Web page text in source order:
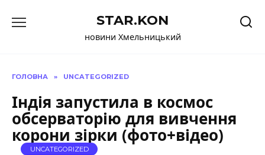
до
STAR.KON
новини Хмельницький
ГОЛОВНА » UNCATEGORIZED
Індія запустила в космос
обсерваторію для вивчення
корони зірки (фото+відео)
UNCATEGORIZED